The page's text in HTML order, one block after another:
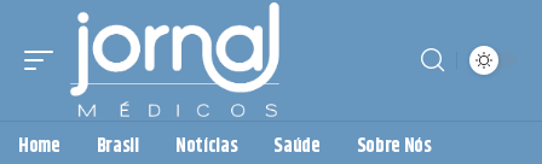
Home Brasil Notícias Saúde Sobre Nós